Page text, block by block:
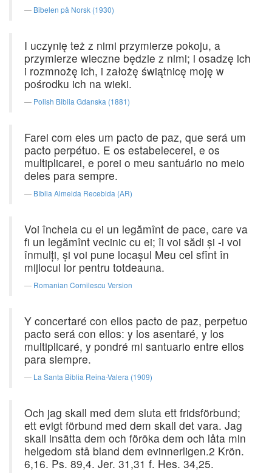
Bibelen på Norsk (1930)
I uczynię też z nimi przymierze pokoju, a
przymierze wieczne będzie z nimi; i osadzę ich
i rozmnożę ich, i założę świątnicę moję w
pośrodku ich na wieki.
Polish Biblia Gdanska (1881)
Farei com eles um pacto de paz, que será um
pacto perpétuo. E os estabelecerei, e os
multiplicarei, e porei o meu santuário no meio
deles para sempre.
Bíblia Almeida Recebida (AR)
Voi încheia cu ei un legămînt de pace, care va
fi un legămînt vecinic cu ei; îi voi sădi şi -i voi
înmulţi, şi voi pune locaşul Meu cel sfînt în
mijlocul lor pentru totdeauna.
Romanian Cornilescu Version
Y concertaré con ellos pacto de paz, perpetuo
pacto será con ellos: y los asentaré, y los
multiplicaré, y pondré mi santuario entre ellos
para siempre.
La Santa Biblia Reina-Valera (1909)
Och jag skall med dem sluta ett fridsförbund;
ett evigt förbund med dem skall det vara. Jag
skall insätta dem och föröka dem och låta min
helgedom stå bland dem evinnerligen.2 Krön.
6,16. Ps. 89,4. Jer. 31,31 f. Hes. 34,25.